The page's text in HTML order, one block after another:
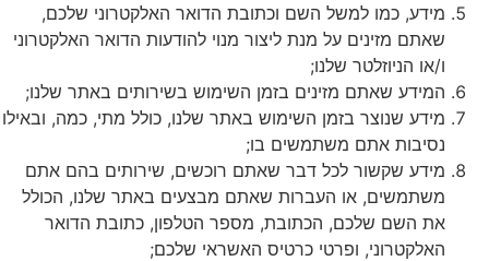
מידע, כמו למשל השם וכתובת הדואר האלקטרוני שלכם,
שאתם מזינים על מנת ליצור מנוי להודעות הדואר האלקטרוני
ו/או הניוזלטר שלנו;
המידע שאתם מזינים בזמן השימוש בשירותים באתר שלנו;
מידע שנוצר בזמן השימוש באתר שלנו, כולל מתי, כמה, ובאילו
נסיבות אתם משתמשים בו;
מידע שקשור לכל דבר שאתם רוכשים, שירותים בהם אתם
משתמשים, או העברות שאתם מבצעים באתר שלנו, הכולל
את השם שלכם, הכתובת, מספר הטלפון, כתובת הדואר
האלקטרוני, ופרטי כרטיס האשראי שלכם;